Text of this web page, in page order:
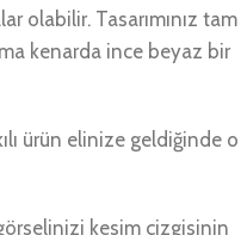
olabilir. Tasarımınız tam
kenarda ince beyaz bir
ürün elinize geldiğinde o
kesim çizgisinin